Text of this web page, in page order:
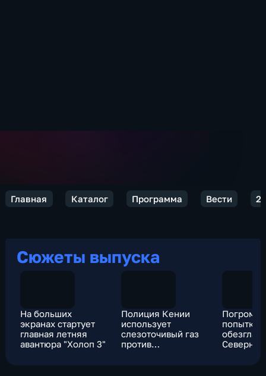
Главная Каталог Программа Вести
Сюжеты выпуска
На больших
экранах стартует
главная летняя
авантюра "Холоп 3"
Полиция Кении
использует
слезоточивый газ
против
Погромы
попытки
Северной